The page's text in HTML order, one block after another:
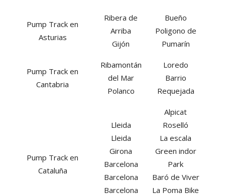
Pump Track en
Asturias
Ribera de
Arriba
Gijón
Bueño
Poligono de
Pumarín
Pump Track en
Cantabria
Ribamontán
del Mar
Polanco
Loredo
Barrio
Requejada
Pump Track en
Cataluña
Lleida
Lleida
Girona
Barcelona
Barcelona
Barcelona
Alpicat
Roselló
La escala
Green indor
Park
Baró de Viver
La Poma Bike